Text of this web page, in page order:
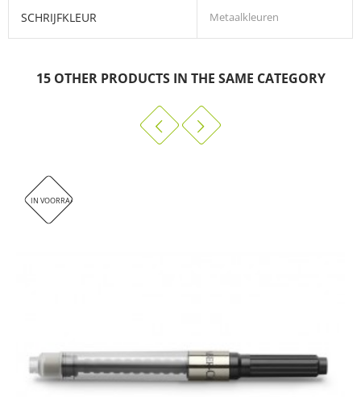
SCHRIJFKLEUR Metaalkleuren
15 OTHER PRODUCTS IN THE SAME CATEGORY
IN VOORRAAD